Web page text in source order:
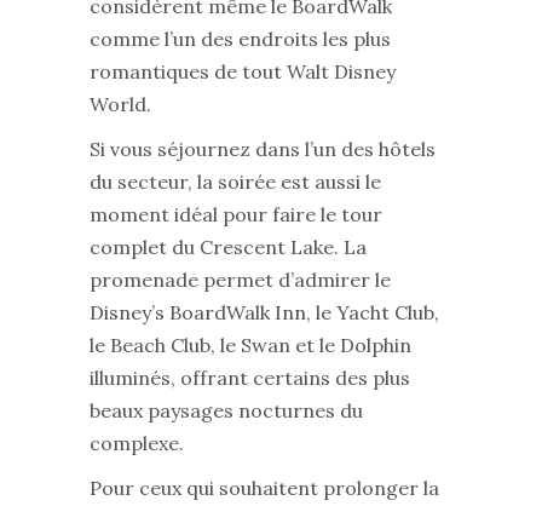
considèrent même le BoardWalk
comme l’un des endroits les plus
romantiques de tout Walt Disney
World.
Si vous séjournez dans l’un des hôtels
du secteur, la soirée est aussi le
moment idéal pour faire le tour
complet du Crescent Lake. La
promenade permet d’admirer le
Disney’s BoardWalk Inn, le Yacht Club,
le Beach Club, le Swan et le Dolphin
illuminés, offrant certains des plus
beaux paysages nocturnes du
complexe.
Pour ceux qui souhaitent prolonger la